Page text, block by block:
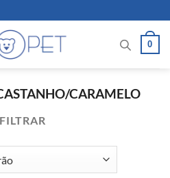
0
CARAMELO
FILTRAR